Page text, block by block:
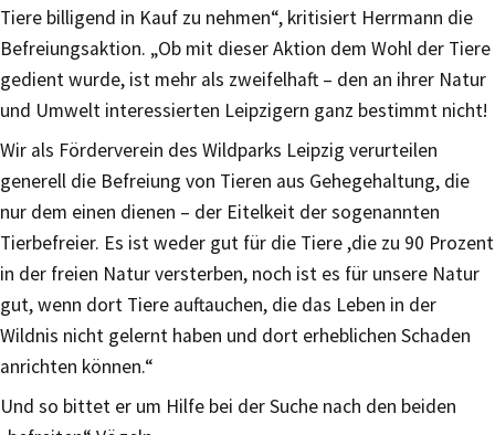
Tiere billigend in Kauf zu nehmen“, kritisiert Herrmann die
Befreiungsaktion. „Ob mit dieser Aktion dem Wohl der Tiere
gedient wurde, ist mehr als zweifelhaft – den an ihrer Natur
und Umwelt interessierten Leipzigern ganz bestimmt nicht!
Wir als Förderverein des Wildparks Leipzig verurteilen
generell die Befreiung von Tieren aus Gehegehaltung, die
nur dem einen dienen – der Eitelkeit der sogenannten
Tierbefreier. Es ist weder gut für die Tiere ,die zu 90 Prozent
in der freien Natur versterben, noch ist es für unsere Natur
gut, wenn dort Tiere auftauchen, die das Leben in der
Wildnis nicht gelernt haben und dort erheblichen Schaden
anrichten können.“
Und so bittet er um Hilfe bei der Suche nach den beiden